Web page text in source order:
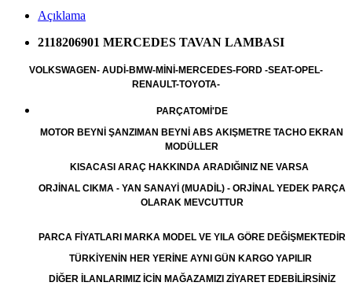
Açıklama
2118206901 MERCEDES TAVAN LAMBASI
VOLKSWAGEN- AUDİ-BMW-MİNİ-MERCEDES-FORD -SEAT-OPEL-
RENAULT-TOYOTA-
PARÇATOMİ'DE
MOTOR BEYNİ ŞANZIMAN BEYNİ ABS AKIŞMETRE TACHO EKRAN
MODÜLLER
KISACASI ARAÇ HAKKINDA ARADIĞINIZ NE VARSA
ORJİNAL CIKMA - YAN SANAYİ (MUADİL) - ORJİNAL YEDEK PARÇA
OLARAK MEVCUTTUR
PARCA FİYATLARI MARKA MODEL VE YILA GÖRE DEĞİŞMEKTEDİR
TÜRKİYENİN HER YERİNE AYNI GÜN KARGO YAPILIR
DİĞER İLANLARIMIZ İCİN MAĞAZAMIZI ZİYARET EDEBİLİRSİNİZ